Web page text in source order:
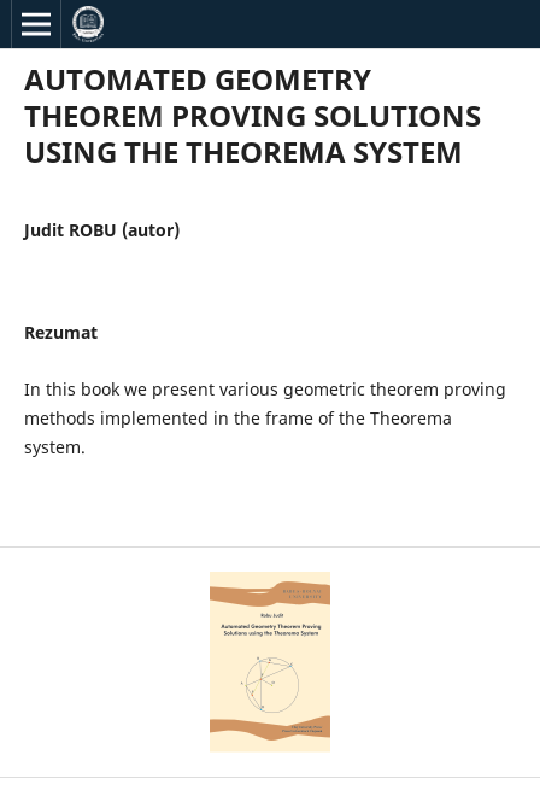
AUTOMATED GEOMETRY
THEOREM PROVING SOLUTIONS
USING THE THEOREMA SYSTEM
Judit ROBU (autor)
Rezumat
In this book we present various geometric theorem proving
methods implemented in the frame of the Theorema
system.